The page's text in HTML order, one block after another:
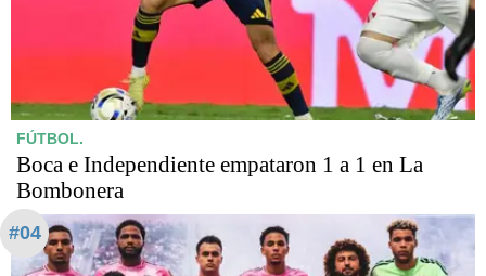
FÚTBOL.
Boca e Independiente empataron 1 a 1 en La
Bombonera
#04